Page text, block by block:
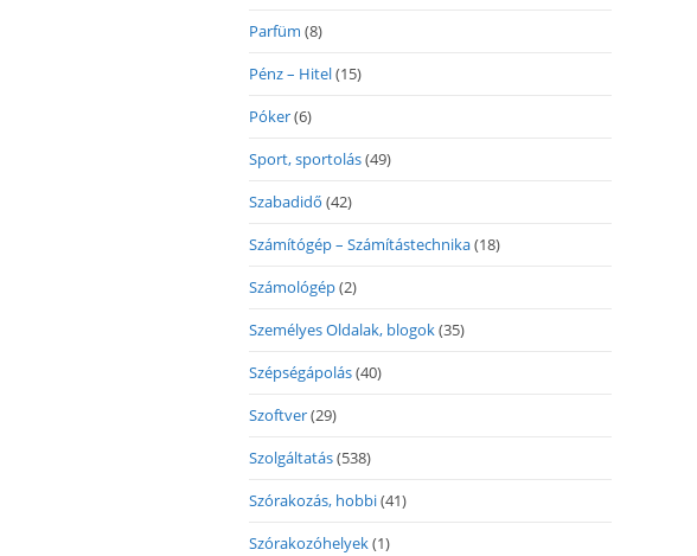
Parfüm (8)
Pénz – Hitel(15)
Póker(6)
Sport, sportolás(49)
Szabadidő (42)
Számítógép – Számítástechnika(18)
Számológép(2)
Személyes Oldalak, blogok(35)
Szépségápolás(40)
Szoftver(29)
Szolgáltatás(538)
Szórakozás, hobbi(41)
Szórakozóhelyek(1)